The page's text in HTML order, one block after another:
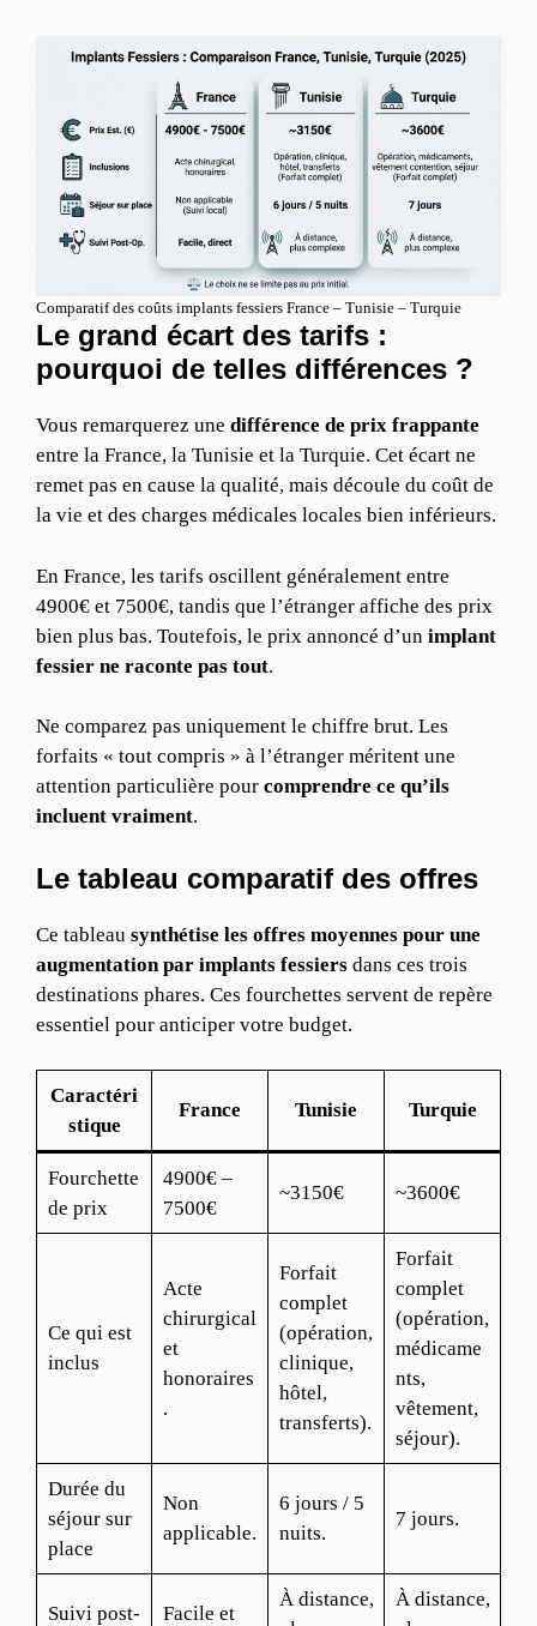
Comparatif des coûts implants fessiers France – Tunisie – Turquie
Le grand écart des tarifs :
pourquoi de telles différences ?
Vous remarquerez une différence de prix frappante
entre la France, la Tunisie et la Turquie. Cet écart ne
remet pas en cause la qualité, mais découle du coût de
la vie et des charges médicales locales bien inférieurs.
En France, les tarifs oscillent généralement entre
4900€ et 7500€, tandis que l’étranger affiche des prix
bien plus bas. Toutefois, le prix annoncé d’un implant
fessier ne raconte pas tout.
Ne comparez pas uniquement le chiffre brut. Les
forfaits « tout compris » à l’étranger méritent une
attention particulière pour comprendre ce qu’ils
incluent vraiment.
Le tableau comparatif des offres
Ce tableau synthétise les offres moyennes pour une
augmentation par implants fessiers dans ces trois
destinations phares. Ces fourchettes servent de repère
essentiel pour anticiper votre budget.
Caractéri
stique
France Tunisie Turquie
Fourchette
de prix
4900€ –
7500€
~3150€ ~3600€
Ce qui est
inclus
Acte
chirurgical
et
honoraires
.
Forfait
complet
(opération,
clinique,
hôtel,
transferts).
Forfait
complet
(opération,
médicame
nts,
vêtement,
séjour).
Durée du
séjour sur
place
Non
applicable.
6 jours / 5
nuits.
7 jours.
Suivi post- Facile et
À distance,
À distance,